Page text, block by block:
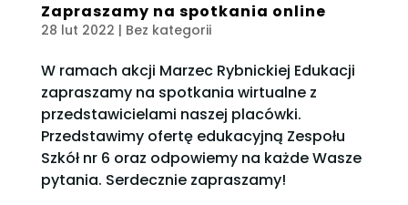
Zapraszamy na spotkania online
28 lut 2022 | Bez kategorii
W ramach akcji Marzec Rybnickiej Edukacji
zapraszamy na spotkania wirtualne z
przedstawicielami naszej placówki.
Przedstawimy ofertę edukacyjną Zespołu
Szkół nr 6 oraz odpowiemy na każde Wasze
pytania. Serdecznie zapraszamy!